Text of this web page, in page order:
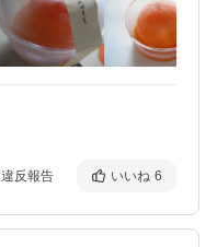
違反報告 いいね 6